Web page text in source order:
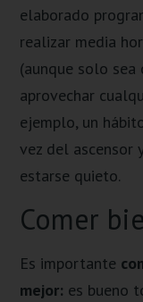
elaborado
realizar media
(aunque solo
aprovechar
ejemplo, un
vez del ascensor
estarse quieto.
Comer
Es importante
mejor: es bueno